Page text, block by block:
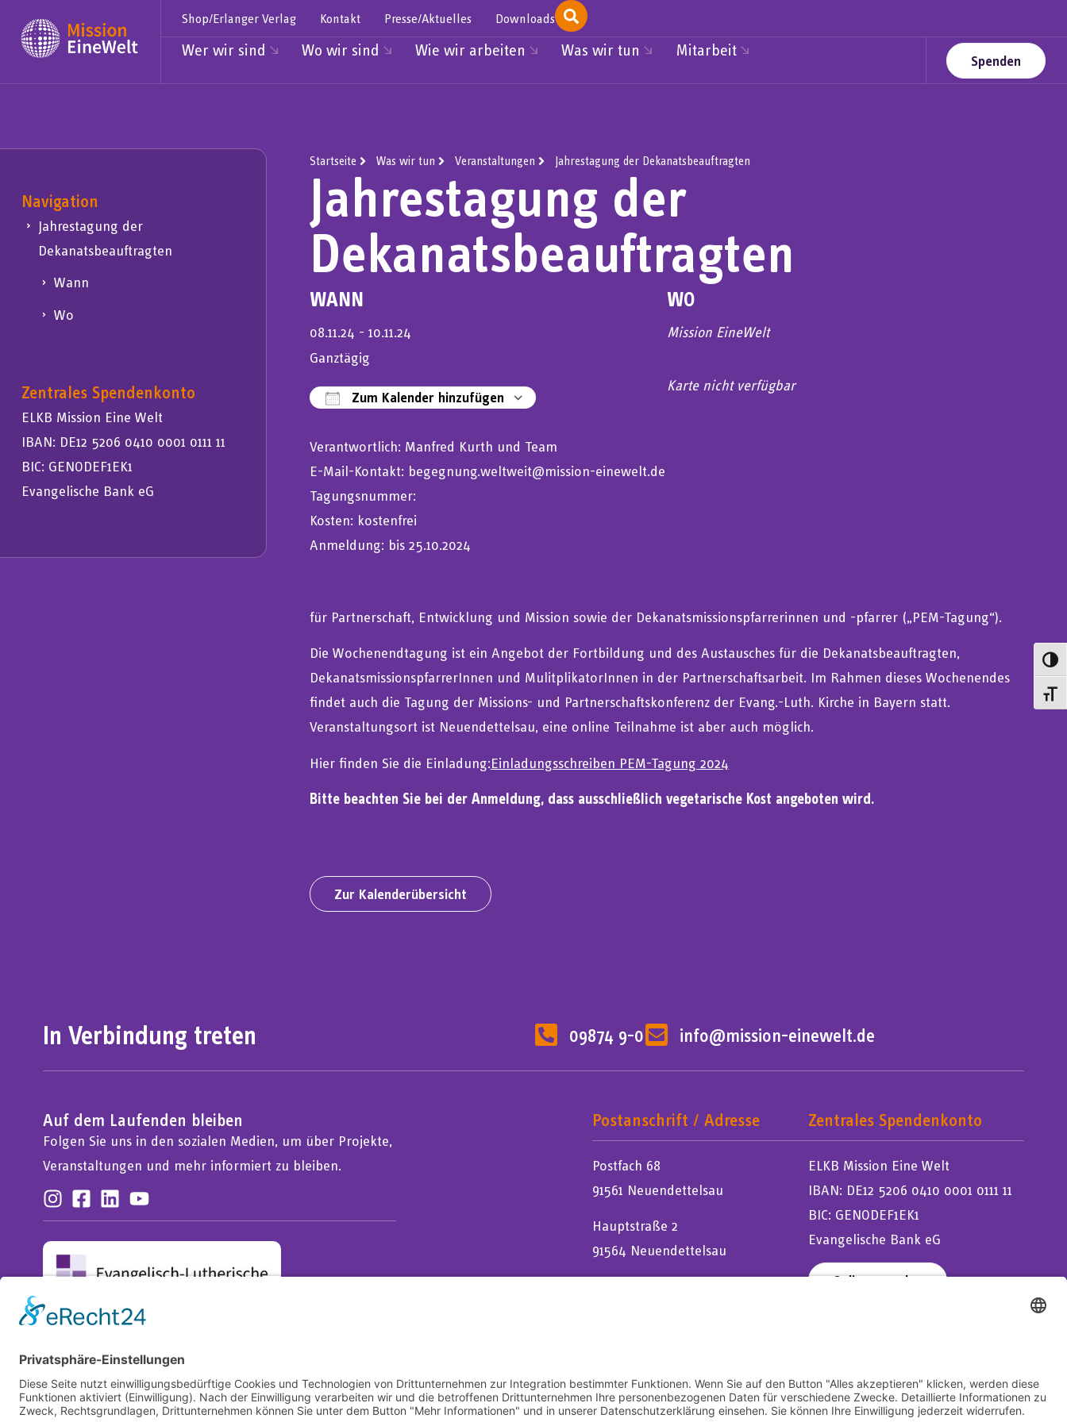
Shop/Erlanger Verlag Kontakt Presse/Aktuelles Downloads
Wer wir sind Wo wir sind Wie wir arbeiten Was wir tun Mitarbeit
Spenden
Navigation
Jahrestagung der
Dekanatsbeauftragten
Wann
Wo
Zentrales Spendenkonto
ELKB Mission Eine Welt
IBAN: DE12 5206 0410 0001 0111 11
BIC: GENODEF1EK1
Evangelische Bank eG
Startseite Was wir tun Veranstaltungen Jahrestagung der Dekanatsbeauftragten
Jahrestagung der
Dekanatsbeauftragten
WANN
08.11.24 - 10.11.24
Ganztägig
Zum Kalender hinzufügen
Verantwortlich: Manfred Kurth und Team
E-Mail-Kontakt: begegnung.weltweit@mission-einewelt.de
Tagungsnummer:
Kosten: kostenfrei
Anmeldung: bis 25.10.2024
WO
Mission EineWelt
Karte nicht verfügbar
für Partnerschaft, Entwicklung und Mission sowie der Dekanatsmissionspfarrerinnen und -pfarrer („PEM-Tagung“).
Die Wochenendtagung ist ein Angebot der Fortbildung und des Austausches für die Dekanatsbeauftragten,
DekanatsmissionspfarrerInnen und MulitplikatorInnen in der Partnerschaftsarbeit. Im Rahmen dieses Wochenendes
findet auch die Tagung der Missions- und Partnerschaftskonferenz der Evang.-Luth. Kirche in Bayern statt.
Veranstaltungsort ist Neuendettelsau, eine online Teilnahme ist aber auch möglich.
Hier finden Sie die Einladung:Einladungsschreiben PEM-Tagung 2024
Bitte beachten Sie bei der Anmeldung, dass ausschließlich vegetarische Kost angeboten wird.
Zur Kalenderübersicht
In Verbindung treten 09874 9-0 info@mission-einewelt.de
Auf dem Laufenden bleiben
Folgen Sie uns in den sozialen Medien, um über Projekte,
Veranstaltungen und mehr informiert zu bleiben.
Postanschrift / Adresse
Postfach 68
91561 Neuendettelsau
Hauptstraße 2
91564 Neuendettelsau
Zentrales Spendenkonto
ELKB Mission Eine Welt
IBAN: DE12 5206 0410 0001 0111 11
BIC: GENODEF1EK1
Evangelische Bank eG
Online spenden
© Mission EineWelt 2026
Centrum für Partnerschaft, Entwicklung und Mission der Evangelisch-Lutherischen Kirche in
ImpressumDatenschutzAGBs für VeranstaltungenBarrierefreiheit
Design & Code kube.studio